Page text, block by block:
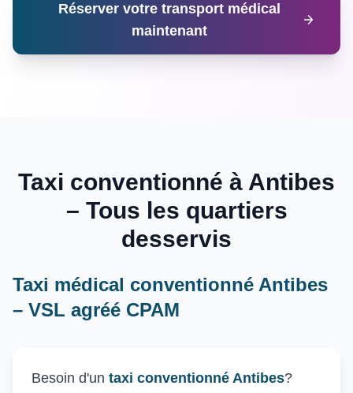
Réserver votre transport médical
maintenant
Taxi conventionné à Antibes
– Tous les quartiers
desservis
Taxi médical conventionné Antibes
– VSL agréé CPAM
Besoin d'un taxi conventionné Antibes?